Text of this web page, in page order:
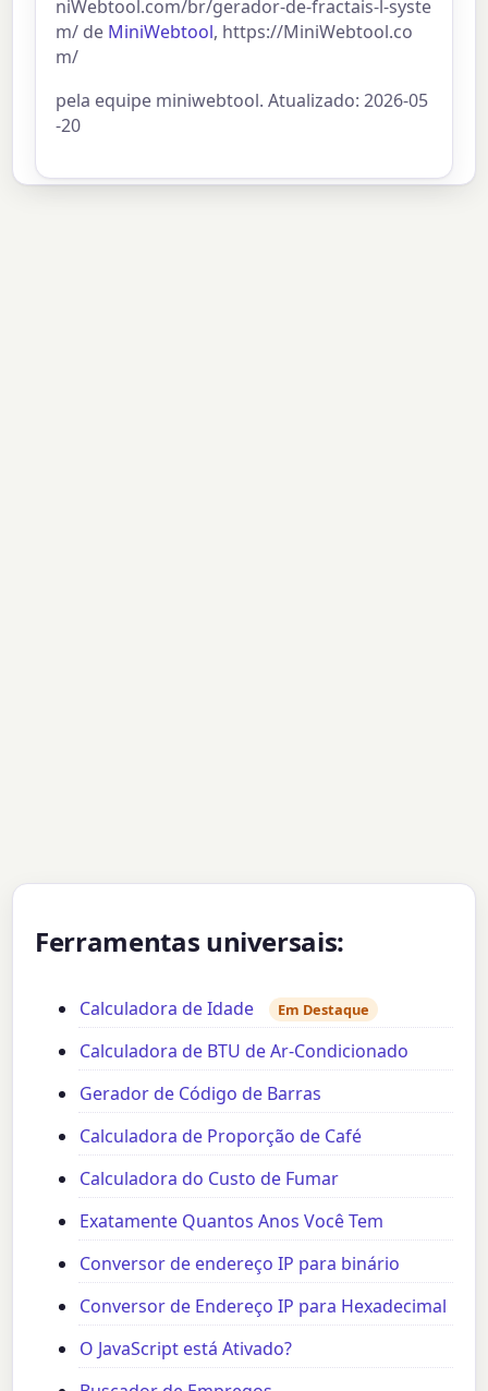
niWebtool.com/br/gerador-de-fractais-l-syste
m/ de MiniWebtool, https://MiniWebtool.co
m/
pela equipe miniwebtool. Atualizado: 2026-05
-20
Ferramentas universais:
Calculadora de Idade Em Destaque
Calculadora de BTU de Ar-Condicionado
Gerador de Código de Barras
Calculadora de Proporção de Café
Calculadora do Custo de Fumar
Exatamente Quantos Anos Você Tem
Conversor de endereço IP para binário
Conversor de Endereço IP para Hexadecimal
O JavaScript está Ativado?